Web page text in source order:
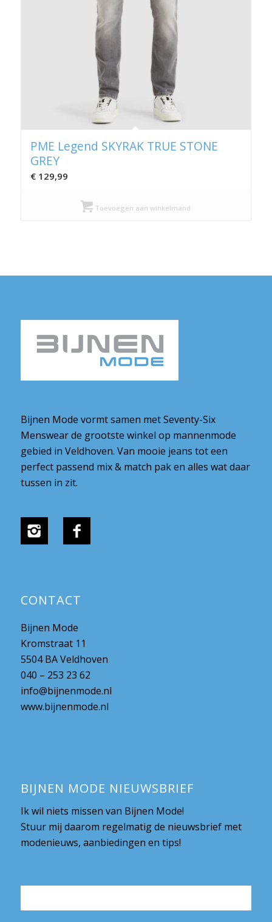
PME Legend SKYRAK TRUE STONE
GREY
€129,99
Toevoegen aan winkelmand
Bijnen Mode vormt samen met Seventy-Six
Menswear de grootste winkel op mannenmode
gebied in Veldhoven. Van mooie jeans tot een
perfect passend mix & match pak en alles wat daar
tussen in zit.
CONTACT
Bijnen Mode
Kromstraat 11
5504 BA Veldhoven
040 – 253 23 62
info@bijnenmode.nl
www.bijnenmode.nl
BIJNEN MODE NIEUWSBRIEF
Ik wil niets missen van Bijnen Mode!
Stuur mij daarom regelmatig de nieuwsbrief met
modenieuws, aanbiedingen en tips!